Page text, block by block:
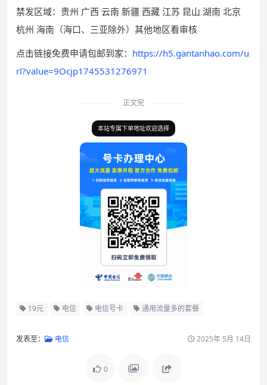
禁发区域：贵州 广西 云南 新疆 西藏 江苏 昆山 湖南 北京
杭州 海南（海口、三亚除外）其他地区看审核
点击链接免费申请包邮到家： https://h5.gantanhao.com/u
rl?value=9Ocjp1745531276971
正文完
本站专属下单地址欢迎选择
19元 电信 电信号卡 通用流量多的套餐
发表至： 电信 2025年 5月 14日
0